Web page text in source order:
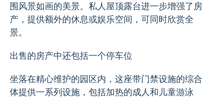
围风景如画的美景。私人屋顶露台进一步增强了房
产，提供额外的休息或娱乐空间，可同时欣赏全
景。
出售的房产中还包括一个停车位
坐落在精心维护的园区内，这座带门禁设施的综合
体提供一系列设施，包括加热的成人和儿童游泳